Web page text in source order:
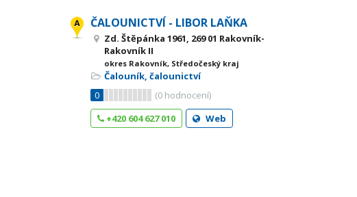
ČALOUNICTVÍ - LIBOR LAŇKA
Zd. Štěpánka 1961, 269 01 Rakovník-
Rakovník II
okres Rakovník, Středočeský kraj
Čalouník, čalounictví
0
(0 hodnocení)
+420 604 627 010
Web